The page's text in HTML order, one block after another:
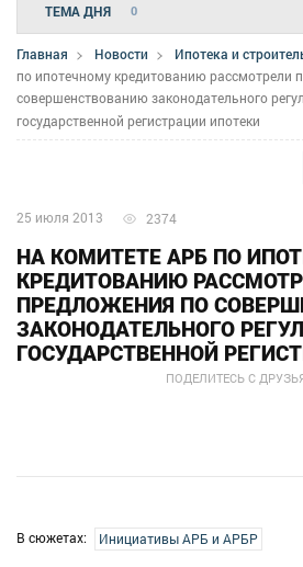
ТЕМА ДНЯ 0
Главная Новости Ипотека и
по ипотечному кредитованию рассмотрели
совершенствованию законодательного
государственной регистрации ипотеки
25 июля 2013 2374
ПОДЕЛИТЕСЬ С
НА КОМИТЕТЕ АРБ ПО
КРЕДИТОВАНИЮ
ПРЕДЛОЖЕНИЯ ПО
ЗАКОНОДАТЕЛЬНОГО
ГОСУДАРСТВЕННОЙ
В сюжетах: Инициативы АРБ и АРБР